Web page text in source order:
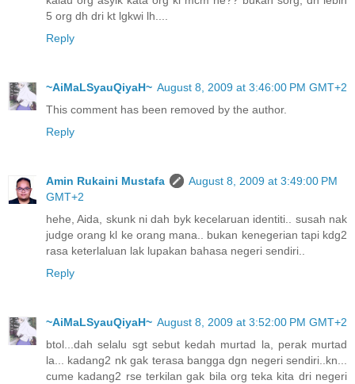
5 org dh dri kt lgkwi lh....
Reply
~AiMaLSyauQiyaH~ August 8, 2009 at 3:46:00 PM GMT+2
This comment has been removed by the author.
Reply
Amin Rukaini Mustafa
August 8, 2009 at 3:49:00 PM
GMT+2
hehe, Aida, skunk ni dah byk kecelaruan identiti.. susah nak
judge orang kl ke orang mana.. bukan kenegerian tapi kdg2
rasa keterlaluan lak lupakan bahasa negeri sendiri..
Reply
~AiMaLSyauQiyaH~ August 8, 2009 at 3:52:00 PM GMT+2
btol...dah selalu sgt sebut kedah murtad la, perak murtad
la... kadang2 nk gak terasa bangga dgn negeri sendiri..kn...
cume kadang2 rse terkilan gak bila org teka kita dri negeri